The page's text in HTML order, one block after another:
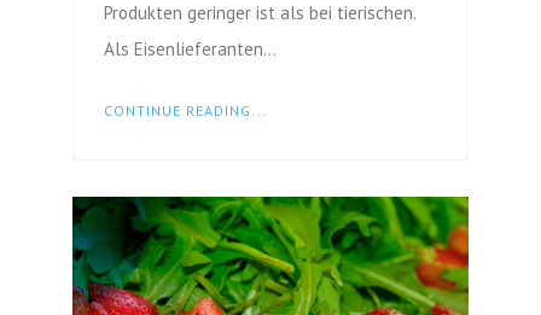
Produkten geringer ist als bei tierischen.
Als Eisenlieferanten…
CONTINUE READING...